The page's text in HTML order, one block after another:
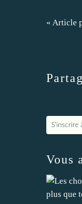
« Article
S'inscrire
Vous